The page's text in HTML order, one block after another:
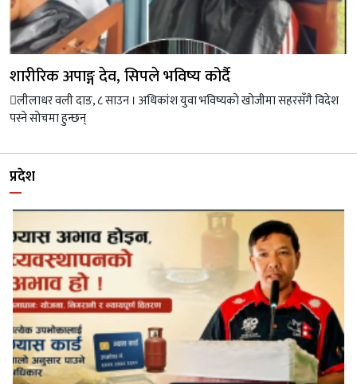
शारीरिक अपाङ्ग देव, सिपले भविष्य कोर्दै
लीलाधर वली दाङ, ८ साउन । अधिकांश युवा भविष्यको खोजीमा सहरसँगै विदेश
पस्ने सोचमा हुन्छन्
प्रदेश